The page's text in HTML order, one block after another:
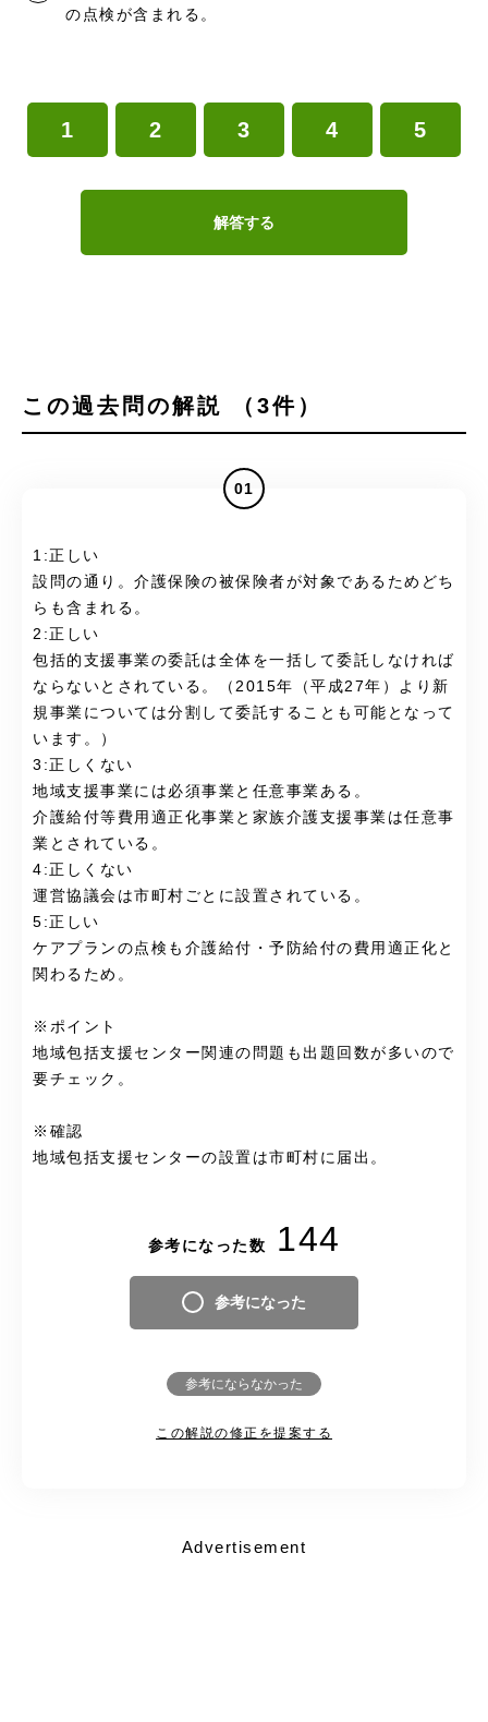
の点検が含まれる。
1 2 3 4 5
解答する
この過去問の解説 （3件）
01
1:正しい
設問の通り。介護保険の被保険者が対象であるためどち
らも含まれる。
2:正しい
包括的支援事業の委託は全体を一括して委託しなければ
ならないとされている。（2015年（平成27年）より新
規事業については分割して委託することも可能となって
います。）
3:正しくない
地域支援事業には必須事業と任意事業ある。
介護給付等費用適正化事業と家族介護支援事業は任意事
業とされている。
4:正しくない
運営協議会は市町村ごとに設置されている。
5:正しい
ケアプランの点検も介護給付・予防給付の費用適正化と
関わるため。
※ポイント
地域包括支援センター関連の問題も出題回数が多いので
要チェック。
※確認
地域包括支援センターの設置は市町村に届出。
参考になった数 144
参考になった
参考にならなかった
この解説の修正を提案する
Advertisement